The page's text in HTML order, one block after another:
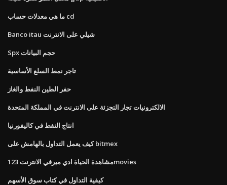
ما هي معدلات حساب cd
Banco itau شيلي على الانترنت
Spx حجم البيانات
تاجر نمط السلع الأساسية
حفر الطين النفط والغاز
الالكترونيات تجار التجزئة على الانترنت في المملكة المتحدة
انتاج النفط في كاليفورنيا
كيف يعمل التداول بالهامش على bitmex
مشاهدة الحياة ادي ميرفي الانترنت 123movies
كيفية التداول في كتاب سوق الأسهم